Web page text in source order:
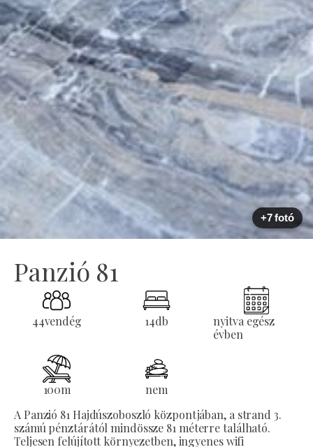
+7 fotó
Panzió 81
44vendég 14db
nyitva egész
évben
100m
nem
A Panzió 81 Hajdúszoboszló központjában, a strand 3.
számú pénztárától mindössze 81 méterre található.
Teljesen felújított környezetben, ingyenes wifi